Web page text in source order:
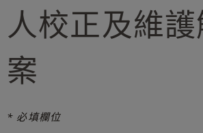
人校正及維
案
* 必填欄位